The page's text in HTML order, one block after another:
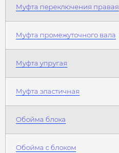
Муфта переключения правая
Муфта промежуточного вала
Муфта упругая
Муфта эластичная
Обойма блока
Обойма с блоком